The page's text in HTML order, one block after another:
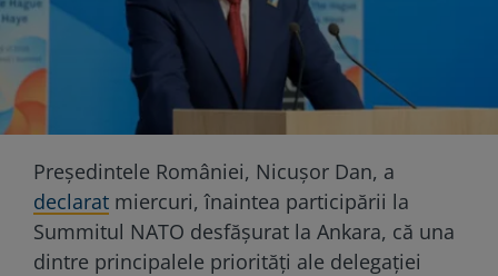
Președintele României, Nicușor Dan, a
declarat miercuri, înaintea participării la
Summitul NATO desfășurat la Ankara, că una
dintre principalele priorități ale delegației